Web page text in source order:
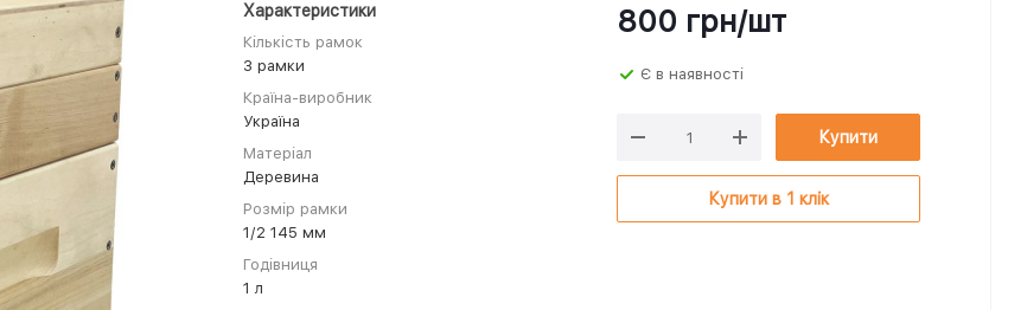
Характеристики
Кількість рамок
3 рамки
Країна-виробник
Україна
Матеріал
Деревина
Розмір рамки
1/2 145 мм
Годівниця
1 л
800 грн/шт
Є в наявності
Купити
Купити в 1 клік